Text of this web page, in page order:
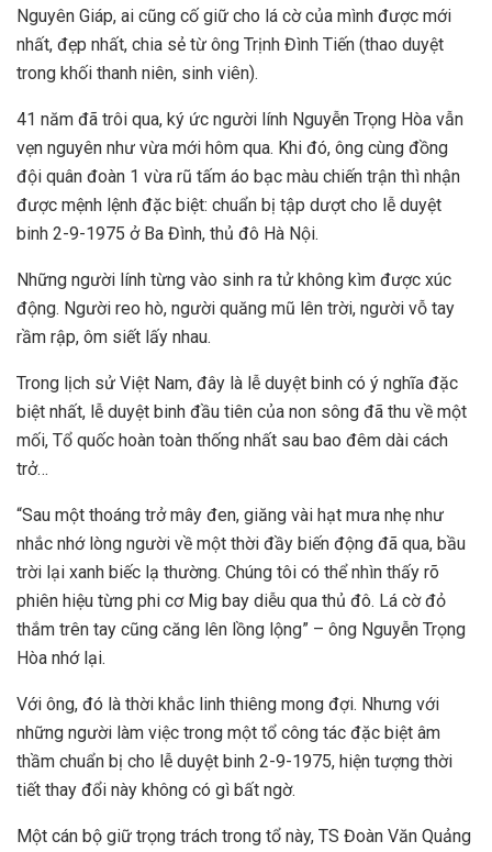
Nguyên Giáp, ai cũng cố giữ cho lá cờ của mình được mới
nhất, đẹp nhất, chia sẻ từ ông Trịnh Đình Tiến (thao duyệt
trong khối thanh niên, sinh viên).
41 năm đã trôi qua, ký ức người lính Nguyễn Trọng Hòa vẫn
vẹn nguyên như vừa mới hôm qua. Khi đó, ông cùng đồng
đội quân đoàn 1 vừa rũ tấm áo bạc màu chiến trận thì nhận
được mệnh lệnh đặc biệt: chuẩn bị tập dượt cho lễ duyệt
binh 2-9-1975 ở Ba Đình, thủ đô Hà Nội.
Những người lính từng vào sinh ra tử không kìm được xúc
động. Người reo hò, người quăng mũ lên trời, người vỗ tay
rầm rập, ôm siết lấy nhau.
Trong lịch sử Việt Nam, đây là lễ duyệt binh có ý nghĩa đặc
biệt nhất, lễ duyệt binh đầu tiên của non sông đã thu về một
mối, Tổ quốc hoàn toàn thống nhất sau bao đêm dài cách
trở…
“Sau một thoáng trở mây đen, giăng vài hạt mưa nhẹ như
nhắc nhớ lòng người về một thời đầy biến động đã qua, bầu
trời lại xanh biếc lạ thường. Chúng tôi có thể nhìn thấy rõ
phiên hiệu từng phi cơ Mig bay diễu qua thủ đô. Lá cờ đỏ
thắm trên tay cũng căng lên lồng lộng” – ông Nguyễn Trọng
Hòa nhớ lại.
Với ông, đó là thời khắc linh thiêng mong đợi. Nhưng với
những người làm việc trong một tổ công tác đặc biệt âm
thầm chuẩn bị cho lễ duyệt binh 2-9-1975, hiện tượng thời
tiết thay đổi này không có gì bất ngờ.
Một cán bộ giữ trọng trách trong tổ này, TS Đoàn Văn Quảng